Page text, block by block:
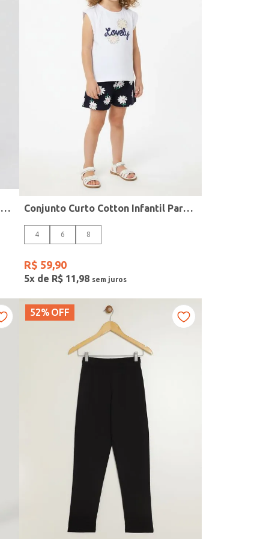
Vestido Malha Estampada Infantil Para Menina - ROSA Conjunto Curto Cotton Infantil Para Menina- BRANCO
4 6 8
R$ 59,90
5x de R$ 11,98
52% OFF